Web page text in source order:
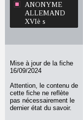
ANONYME
ALLEMAND
XVIè s
Mise à jour de la fiche
16/09/2024
Attention, le contenu de
cette fiche ne reflète
pas nécessairement le
dernier état du savoir.